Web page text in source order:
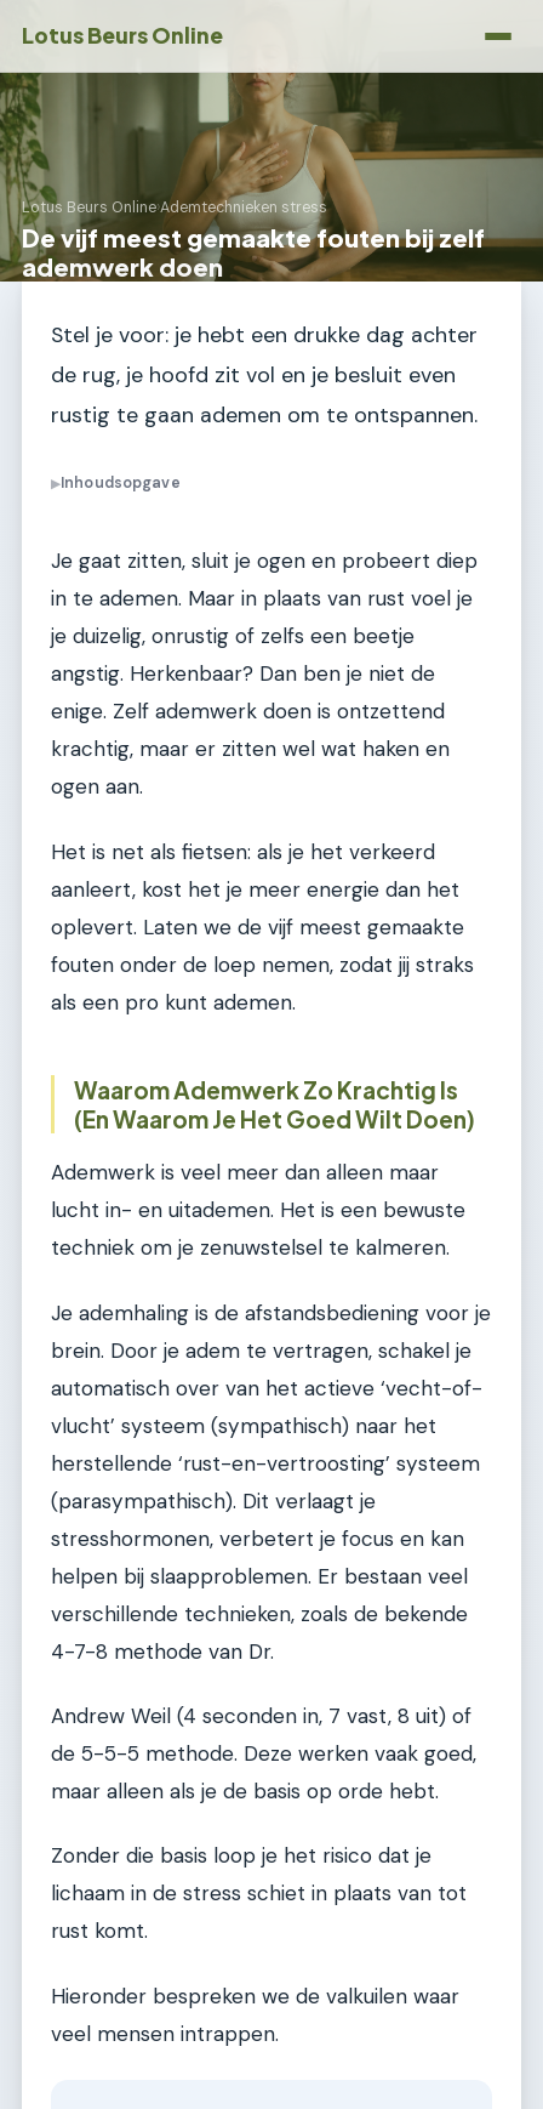
Lotus Beurs Online
Lotus Beurs Online›Ademtechnieken stress
De vijf meest gemaakte fouten bij zelf
ademwerk doen
Stel je voor: je hebt een drukke dag achter
de rug, je hoofd zit vol en je besluit even
rustig te gaan ademen om te ontspannen.
▶Inhoudsopgave
Je gaat zitten, sluit je ogen en probeert diep
in te ademen. Maar in plaats van rust voel je
je duizelig, onrustig of zelfs een beetje
angstig. Herkenbaar? Dan ben je niet de
enige. Zelf ademwerk doen is ontzettend
krachtig, maar er zitten wel wat haken en
ogen aan.
Het is net als fietsen: als je het verkeerd
aanleert, kost het je meer energie dan het
oplevert. Laten we de vijf meest gemaakte
fouten onder de loep nemen, zodat jij straks
als een pro kunt ademen.
Waarom Ademwerk Zo Krachtig Is
(En Waarom Je Het Goed Wilt Doen)
Ademwerk is veel meer dan alleen maar
lucht in- en uitademen. Het is een bewuste
techniek om je zenuwstelsel te kalmeren.
Je ademhaling is de afstandsbediening voor je
brein. Door je adem te vertragen, schakel je
automatisch over van het actieve ‘vecht-of-
vlucht’ systeem (sympathisch) naar het
herstellende ‘rust-en-vertroosting’ systeem
(parasympathisch). Dit verlaagt je
stresshormonen, verbetert je focus en kan
helpen bij slaapproblemen. Er bestaan veel
verschillende technieken, zoals de bekende
4-7-8 methode van Dr.
Andrew Weil (4 seconden in, 7 vast, 8 uit) of
de 5-5-5 methode. Deze werken vaak goed,
maar alleen als je de basis op orde hebt.
Zonder die basis loop je het risico dat je
lichaam in de stress schiet in plaats van tot
rust komt.
Hieronder bespreken we de valkuilen waar
veel mensen intrappen.